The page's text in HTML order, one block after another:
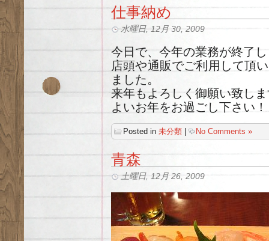
仕事納め
水曜日, 12月 30, 2009
今日で、今年の業務が終了
店頭や通販でご利用して頂
ました。
来年もよろしく御願い致し
よいお年をお過ごし下さい！
Posted in 未分類 No Comments »
青森
土曜日, 12月 26, 2009